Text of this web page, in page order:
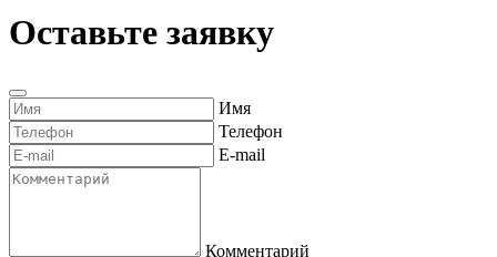
Оставьте заявку
Имя
Телефон